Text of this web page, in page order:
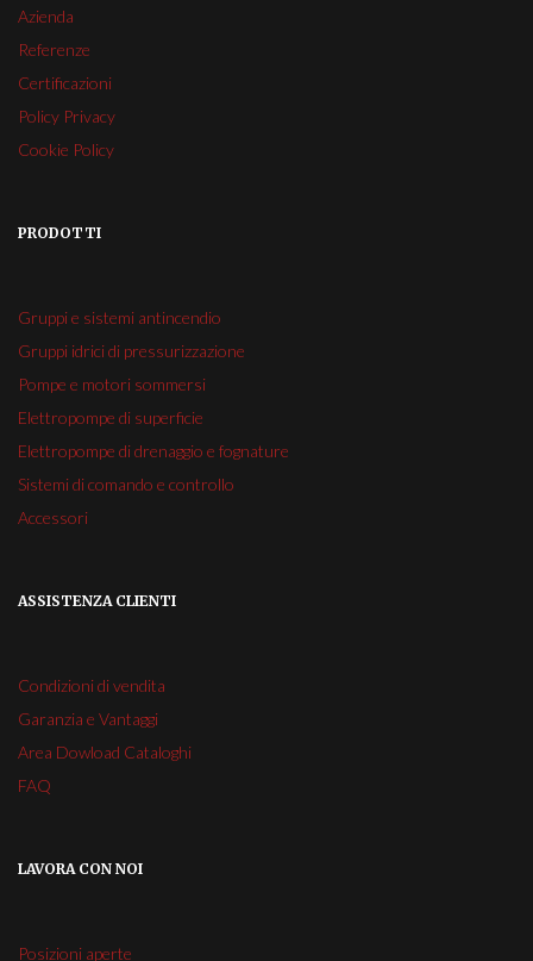
Azienda
Referenze
Certificazioni
Policy Privacy
Cookie Policy
PRODOTTI
Gruppi e sistemi antincendio
Gruppi idrici di pressurizzazione
Pompe e motori sommersi
Elettropompe di superficie
Elettropompe di drenaggio e fognature
Sistemi di comando e controllo
Accessori
ASSISTENZA CLIENTI
Condizioni di vendita
Garanzia e Vantaggi
Area Dowload Cataloghi
FAQ
LAVORA CON NOI
Posizioni aperte